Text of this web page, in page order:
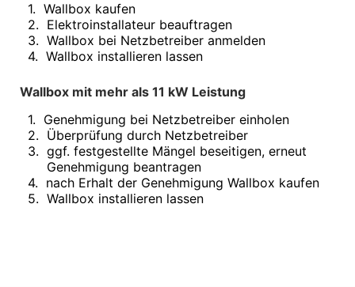
Interieur
Navigation Update
Kommunikation & Information
Winter Kompletträder
Sommerkompletträder
Felgen
Sicherheit
MINI Cabrio Zubehör
Transport & Gepäck
Exterieur
Interieur
Navigation Update
1. Wallbox kaufen
2. Elektroinstallateur beauftragen
3. Wallbox bei Netzbetreiber anmelden
4. Wallbox installieren lassen
Wallbox mit mehr als 11 kW Leistung
1. Genehmigung bei Netzbetreiber einholen
2. Überprüfung durch Netzbetreiber
3. ggf. festgestellte Mängel beseitigen, erneut
Genehmigung beantragen
4. nach Erhalt der Genehmigung Wallbox kaufen
5. Wallbox installieren lassen